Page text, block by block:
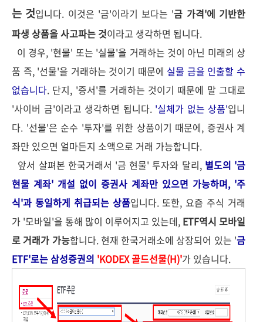
는 것입니다. 이것은 '금'이라기 보다는 '금 가격'에 기반한
파생 상품을 사고파는 것이라고 생각하면 됩니다.
이 경우, '현물' 또는 '실물'을 거래하는 것이 아닌 미래의 상
품 즉, '선물'을 거래하는 것이기 때문에 실물 금을 인출할 수
없습니다. 단지, '증서'를 거래하는 것이기 때문에 말 그대로
'사이버 금'이라고 생각하면 됩니다. '실체가 없는 상품'입니
다. '선물'은 순수 '투자'를 위한 상품이기 때문에, 증권사 계
좌만 있으면 얼마든지 소액으로 거래 가능합니다.
앞서 살펴본 한국거래서 '금 현물' 투자와 달리, 별도의 '금
현물 계좌' 개설 없이 증권사 계좌만 있으면 가능하며, '주
식'과 동일하게 취급되는 상품입니다. 또한, 요즘 주식 거래
가 '모바일'을 통해 많이 이루어지고 있는데, ETF역시 모바일
로 거래가 가능합니다. 현재 한국거래소에 상장되어 있는 '금
ETF'로는 삼성증권의 'KODEX 골드선물(H)'가 있습니다.